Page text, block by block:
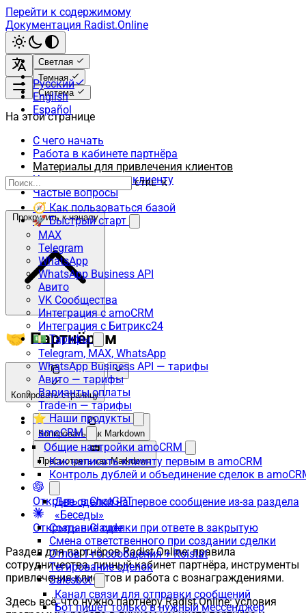
Перейти к содержимому
Документация Radist.Online
Светлая
Темная
Система
Русский
English
Español
CTRL K
🧭 Как пользоваться базой
🚀 Быстрый старт
MAX
Telegram
WhatsApp
WhatsApp Business API
Авито
VK Сообщества
Интеграция с amoCRM
Интеграция с Битрикс24
💵 Тарифы
Telegram, MAX, WhatsApp
WhatsApp Business API — тарифы
Авито — тарифы
Варианты оплаты
Trade-in — тарифы
⭐ Наши продукты
amoCRM
Общие настройки amoCRM
Как написать клиенту первым в amoCRM
Контроль дублей и объединение сделок в
Две сделки на первое сообщение из-за раздела
«Беседы»
Создание сделки при ответе в закрытую
Смена ответственного при создании сделки
Отлов 1-го сообщения + Roistat
Тегирование сделок
Salesbot
Канал связи для отправки сообщений
Бот пишет только в нужный мессенджер
На этой странице
С чего начать
Работа в кабинете партнёра
Материалы для привлечения клиентов
Что нужно вашему клиенту
Частые вопросы
Прокрутить к началу
🤝 Партнёрам
Копировать страницу
Копировать как Markdown
Просмотреть как Markdown
Открыть в ChatGPT
Открыть в Claude
Раздел для партнёров Radist.Online: правила
сотрудничества, личный кабинет партнёра, инструменты
привлечения клиентов и работа с вознаграждениями.
Здесь всё, что нужно партнёру Radist.Online: условия